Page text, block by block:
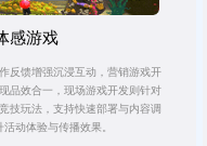
感游戏
反馈增强沉浸互动，营销游戏开
品效合一，现场游戏开发则针对
技玩法，支持快速部署与内容调
动体验与传播效果。